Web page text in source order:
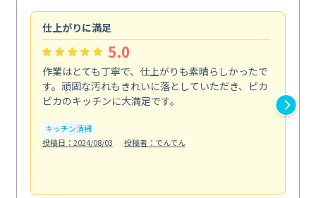
仕上がりに満足
5.0
作業はとても丁寧で、仕上がりも素晴らしかったで
す。頑固な汚れもきれいに落としていただき、ピカ
ピカのキッチンに大満足です。
キッチン清掃
投稿日：2024/08/03
投稿者：でんでん